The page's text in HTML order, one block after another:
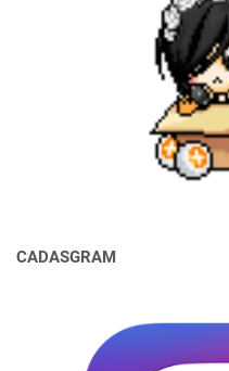
CADASGRAM